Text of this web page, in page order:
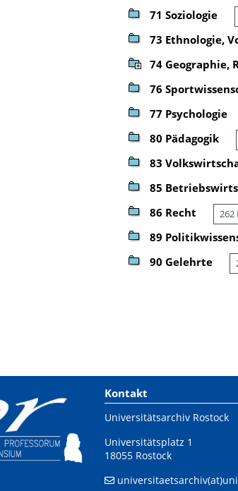
71 Soziologie
73 Ethnologie,
74 Geographie,
76
77 Psychologie
80 Pädagogik
83
85
86 Recht 262
89
90 Gelehrte
Kontakt
Universitätsarchiv Rostock
Universitätsplatz 1
18055 Rostock